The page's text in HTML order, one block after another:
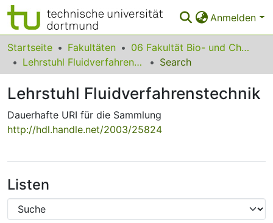
Anmelden
Bereiche & Sammlungen
Das gesamte Repositorium
Statistiken
FAQ
Startseite Fakultäten
06 Fakultät Bio- und Chemieingenieurwesen
Lehrstuhl Fluidverfahrenstechnik
Search
Lehrstuhl Fluidverfahrenstechnik
Dauerhafte URI für die Sammlung
http://hdl.handle.net/2003/25824
Listen